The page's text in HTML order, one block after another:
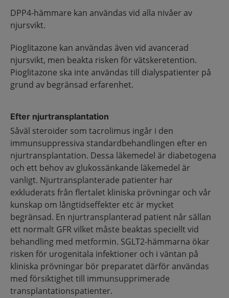
DPP4-hämmare kan användas vid alla nivåer av
njursvikt.
Pioglitazone kan användas även vid avancerad
njursvikt, men beakta risken för vätskeretention.
Pioglitazone ska inte användas till dialyspatienter på
grund av begränsad erfarenhet.
Efter njurtransplantation
Såväl steroider som tacrolimus ingår i den
immunsuppressiva standardbehandlingen efter en
njurtransplantation. Dessa läkemedel är diabetogena
och ett behov av glukossänkande läkemedel är
vanligt. Njurtransplanterade patienter har
exkluderats från flertalet kliniska prövningar och vår
kunskap om långtidseffekter etc är mycket
begränsad. En njurtransplanterad patient når sällan
ett normalt GFR vilket måste beaktas speciellt vid
behandling med metformin. SGLT2-hämmarna ökar
risken för urogenitala infektioner och i väntan på
kliniska prövningar bör preparatet därför användas
med försiktighet till immunsupprimerade
transplantationspatienter.